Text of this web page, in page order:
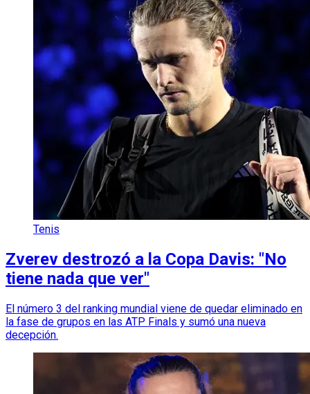
Tenis
Zverev destrozó a la Copa Davis: "No
tiene nada que ver"
El número 3 del ranking mundial viene de quedar eliminado en
la fase de grupos en las ATP Finals y sumó una nueva
decepción.